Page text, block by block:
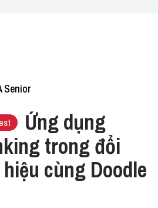
Senior
Ứng dụng
trong đổi
cùng Doodle